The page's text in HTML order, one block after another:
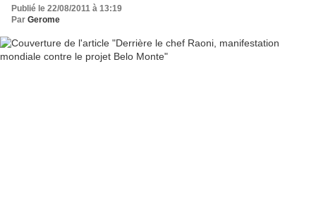
Publié le 22/08/2011 à 13:19
Par Gerome